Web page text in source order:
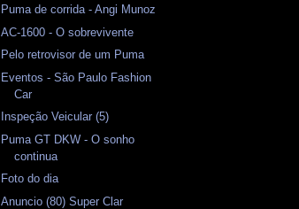
Puma de corrida - Angi Munoz
AC-1600 - O sobrevivente
Pelo retrovisor de um Puma
Eventos - São Paulo Fashion
Car
Inspeção Veicular (5)
Puma GT DKW - O sonho
continua
Foto do dia
Anuncio (80) Super Clar